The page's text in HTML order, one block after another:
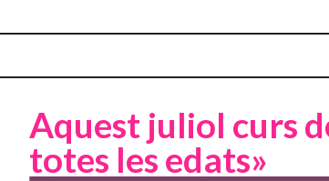
Aquest juliol curs
totes les edats»